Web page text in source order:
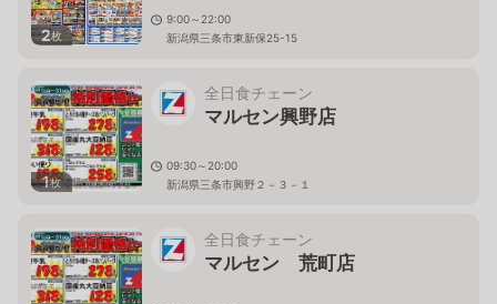
2枚
9:00～22:00
新潟県三条市東新保25-15
1枚
全日食チェーン
マルセン興野店
09:30～20:00
新潟県三条市興野２－３－１
全日食チェーン
マルセン 荒町店